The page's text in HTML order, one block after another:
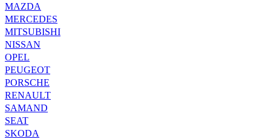
MAZDA
MERCEDES
MITSUBISHI
NISSAN
OPEL
PEUGEOT
PORSCHE
RENAULT
SAMAND
SEAT
SKODA